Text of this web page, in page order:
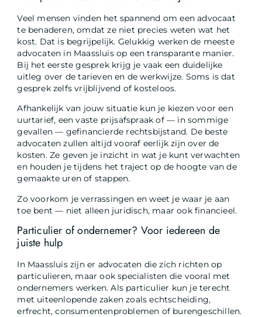
Veel mensen vinden het spannend om een advocaat
te benaderen, omdat ze niet precies weten wat het
kost. Dat is begrijpelijk. Gelukkig werken de meeste
advocaten in Maassluis op een transparante manier.
Bij het eerste gesprek krijg je vaak een duidelijke
uitleg over de tarieven en de werkwijze. Soms is dat
gesprek zelfs vrijblijvend of kosteloos.
Afhankelijk van jouw situatie kun je kiezen voor een
uurtarief, een vaste prijsafspraak of — in sommige
gevallen — gefinancierde rechtsbijstand. De beste
advocaten zullen altijd vooraf eerlijk zijn over de
kosten. Ze geven je inzicht in wat je kunt verwachten
en houden je tijdens het traject op de hoogte van de
gemaakte uren of stappen.
Zo voorkom je verrassingen en weet je waar je aan
toe bent — niet alleen juridisch, maar ook financieel.
Particulier of ondernemer? Voor iedereen de
juiste hulp
In Maassluis zijn er advocaten die zich richten op
particulieren, maar ook specialisten die vooral met
ondernemers werken. Als particulier kun je terecht
met uiteenlopende zaken zoals echtscheiding,
erfrecht, consumentenproblemen of burengeschillen.